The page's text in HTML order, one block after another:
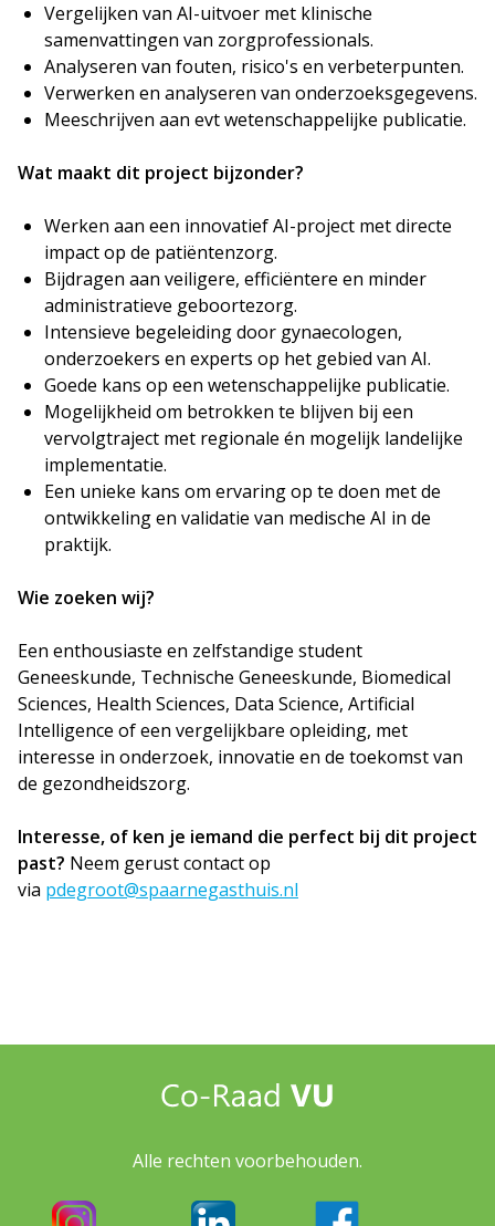
Vergelijken van AI-uitvoer met klinische
samenvattingen van zorgprofessionals.
Analyseren van fouten, risico's en verbeterpunten.
Verwerken en analyseren van onderzoeksgegevens.
Meeschrijven aan evt wetenschappelijke publicatie.
Wat maakt dit project bijzonder?
Werken aan een innovatief AI-project met directe
impact op de patiëntenzorg.
Bijdragen aan veiligere, efficiëntere en minder
administratieve geboortezorg.
Intensieve begeleiding door gynaecologen,
onderzoekers en experts op het gebied van AI.
Goede kans op een wetenschappelijke publicatie.
Mogelijkheid om betrokken te blijven bij een
vervolgtraject met regionale én mogelijk landelijke
implementatie.
Een unieke kans om ervaring op te doen met de
ontwikkeling en validatie van medische AI in de
praktijk.
Wie zoeken wij?
Een enthousiaste en zelfstandige student
Geneeskunde, Technische Geneeskunde, Biomedical
Sciences, Health Sciences, Data Science, Artificial
Intelligence of een vergelijkbare opleiding, met
interesse in onderzoek, innovatie en de toekomst van
de gezondheidszorg.
Interesse, of ken je iemand die perfect bij dit project
past? Neem gerust contact op
via pdegroot@spaarnegasthuis.nl
Alle rechten voorbehouden.